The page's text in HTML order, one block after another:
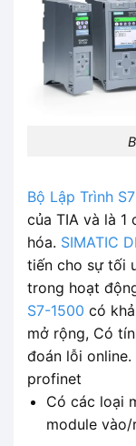
Bộ Lập Trình
của TIA và là
hóa. SIMATIC
tiến cho sự tối
trong hoạt
S7-1500 có
mở rộng, Có
đoán lỗi
profinet
Có các loại
module